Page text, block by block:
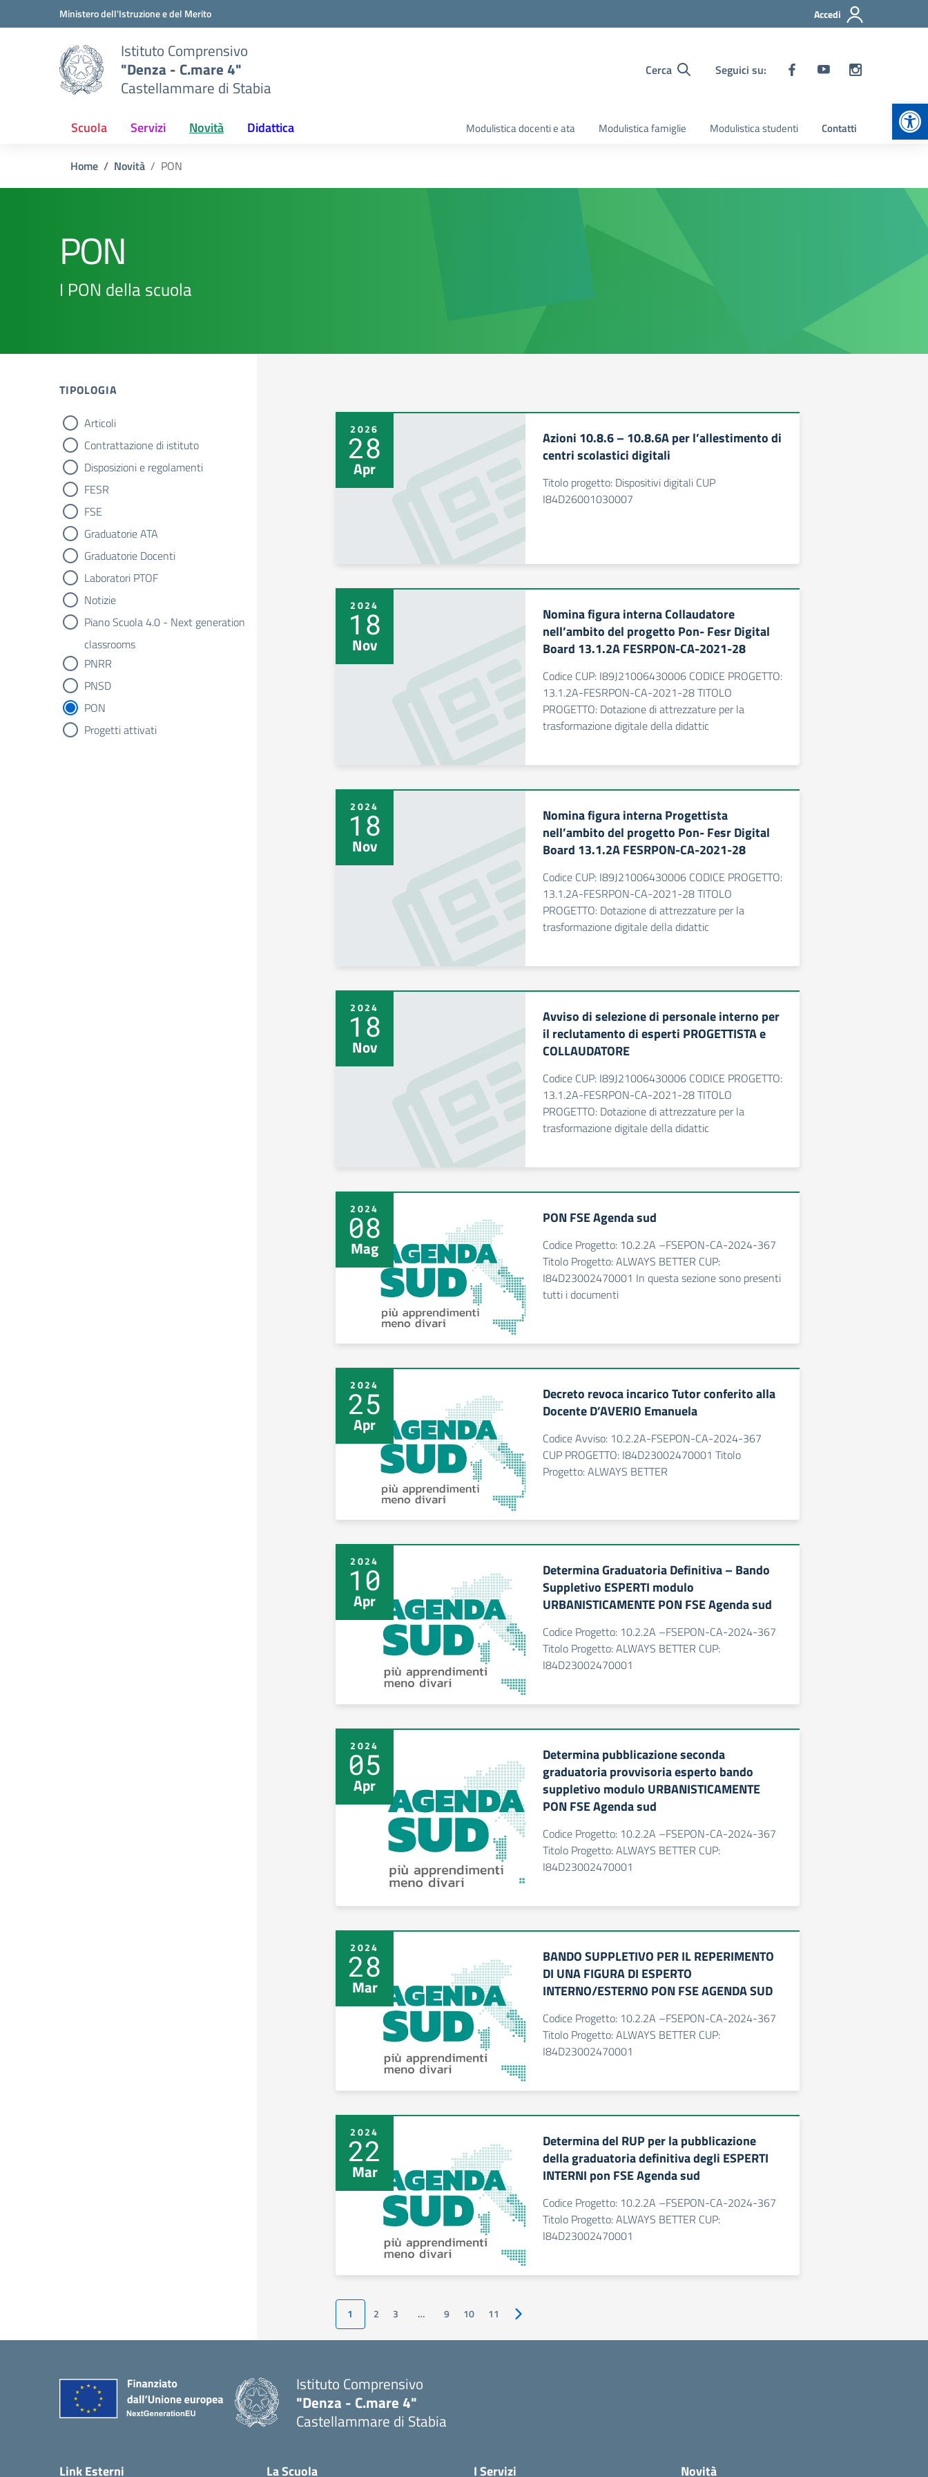
Vai ai contenuti
Vai al menu di navigazioneMinistero dell'Istruzione e del Merito Accedi
Istituto Comprensivo
"Denza - C.mare 4"
Castellammare di Stabia
Cerca Seguici su:
Scuola Servizi Novità Didattica Modulistica docenti e ata Modulistica famiglie Modulistica studenti Contatti
Home Novità PON
PON
I PON della scuola
TIPOLOGIA
tipologia di articoli
Articoli
Contrattazione di istituto
Disposizioni e regolamenti
FESR
FSE
Graduatorie ATA
Graduatorie Docenti
Laboratori PTOF
Notizie
Piano Scuola 4.0 - Next generation
classrooms
PNRR
PNSD
PON
Progetti attivati
2026
28
Apr
Azioni 10.8.6 – 10.8.6A per l’allestimento di
centri scolastici digitali
Titolo progetto: Dispositivi digitali CUP
I84D26001030007
2024
18
Nov
Nomina figura interna Collaudatore
nell’ambito del progetto Pon- Fesr Digital
Board 13.1.2A FESRPON-CA-2021-28
Codice CUP: I89J21006430006 CODICE PROGETTO:
13.1.2A-FESRPON-CA-2021-28 TITOLO
PROGETTO: Dotazione di attrezzature per la
trasformazione digitale della didattic
2024
18
Nov
Nomina figura interna Progettista
nell’ambito del progetto Pon- Fesr Digital
Board 13.1.2A FESRPON-CA-2021-28
Codice CUP: I89J21006430006 CODICE PROGETTO:
13.1.2A-FESRPON-CA-2021-28 TITOLO
PROGETTO: Dotazione di attrezzature per la
trasformazione digitale della didattic
2024
18
Nov
Avviso di selezione di personale interno per
il reclutamento di esperti PROGETTISTA e
COLLAUDATORE
Codice CUP: I89J21006430006 CODICE PROGETTO:
13.1.2A-FESRPON-CA-2021-28 TITOLO
PROGETTO: Dotazione di attrezzature per la
trasformazione digitale della didattic
2024
08
Mag
PON FSE Agenda sud
Codice Progetto: 10.2.2A –FSEPON-CA-2024-367
Titolo Progetto: ALWAYS BETTER CUP:
I84D23002470001 In questa sezione sono presenti
tutti i documenti
2024
25
Apr
Decreto revoca incarico Tutor conferito alla
Docente D’AVERIO Emanuela
Codice Avviso: 10.2.2A-FSEPON-CA-2024-367
CUP PROGETTO: I84D23002470001 Titolo
Progetto: ALWAYS BETTER
2024
10
Apr
Determina Graduatoria Definitiva – Bando
Suppletivo ESPERTI modulo
URBANISTICAMENTE PON FSE Agenda sud
Codice Progetto: 10.2.2A –FSEPON-CA-2024-367
Titolo Progetto: ALWAYS BETTER CUP:
I84D23002470001
2024
05
Apr
Determina pubblicazione seconda
graduatoria provvisoria esperto bando
suppletivo modulo URBANISTICAMENTE
PON FSE Agenda sud
Codice Progetto: 10.2.2A –FSEPON-CA-2024-367
Titolo Progetto: ALWAYS BETTER CUP:
I84D23002470001
2024
28
Mar
BANDO SUPPLETIVO PER IL REPERIMENTO
DI UNA FIGURA DI ESPERTO
INTERNO/ESTERNO PON FSE AGENDA SUD
Codice Progetto: 10.2.2A –FSEPON-CA-2024-367
Titolo Progetto: ALWAYS BETTER CUP:
I84D23002470001
2024
22
Mar
Determina del RUP per la pubblicazione
della graduatoria definitiva degli ESPERTI
INTERNI pon FSE Agenda sud
Codice Progetto: 10.2.2A –FSEPON-CA-2024-367
Titolo Progetto: ALWAYS BETTER CUP:
I84D23002470001
1 2 3 … 9 10 11 Pagina successiva
Istituto Comprensivo
"Denza - C.mare 4"
Castellammare di Stabia
Link Esterni La Scuola I Servizi Novità